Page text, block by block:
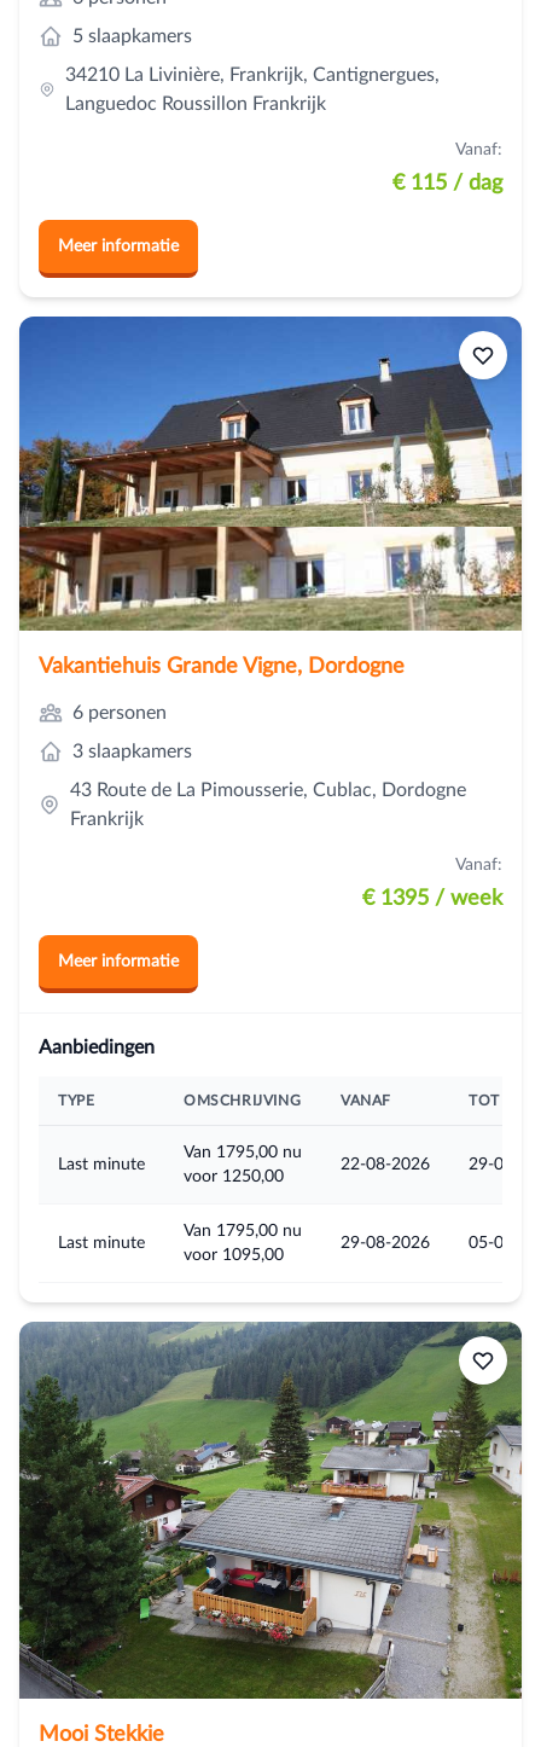
5 slaapkamers
34210 La Livinière, Frankrijk, Cantignergues,
Languedoc Roussillon Frankrijk
Vanaf:
€ 115 / dag
Meer informatie
Vakantiehuis Grande Vigne, Dordogne
6 personen
3 slaapkamers
43 Route de La Pimousserie, Cublac, Dordogne
Frankrijk
Vanaf:
€ 1395 / week
Meer informatie
Aanbiedingen
TYPE OMSCHRIJVING VANAF TOT
Last minute
Van 1795,00 nu
voor 1250,00
22-08-2026 29-08-
Last minute
Van 1795,00 nu
voor 1095,00
29-08-2026 05-09-
Mooi Stekkie